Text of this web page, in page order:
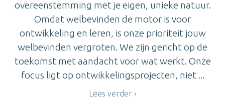
overeenstemming met je eigen, unieke natuur.
Omdat welbevinden de motor is voor
ontwikkeling en leren, is onze prioriteit jouw
welbevinden vergroten. We zijn gericht op de
toekomst met aandacht voor wat werkt. Onze
focus ligt op ontwikkelingsprojecten, niet ...
Lees verder